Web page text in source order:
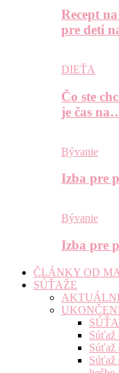
Recept
pre deti
DIEŤA
Čo ste
je čas
Bývanie
Izba pre
Bývanie
Izba pre
ČLÁNKY OD
SÚŤAŽE
Súťaž
Súťaž
Súťaž